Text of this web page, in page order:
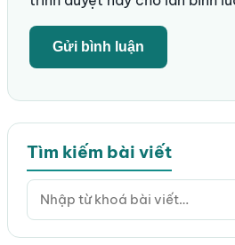
Tìm kiếm bài viết